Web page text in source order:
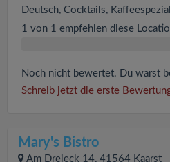
Deutsch, Cocktails,
1 von 1 empfehlen diese
Noch nicht bewertet. Du warst
Schreib jetzt die erste
Mary's Bistro
Am Dreieck 14, 41564 Kaarst